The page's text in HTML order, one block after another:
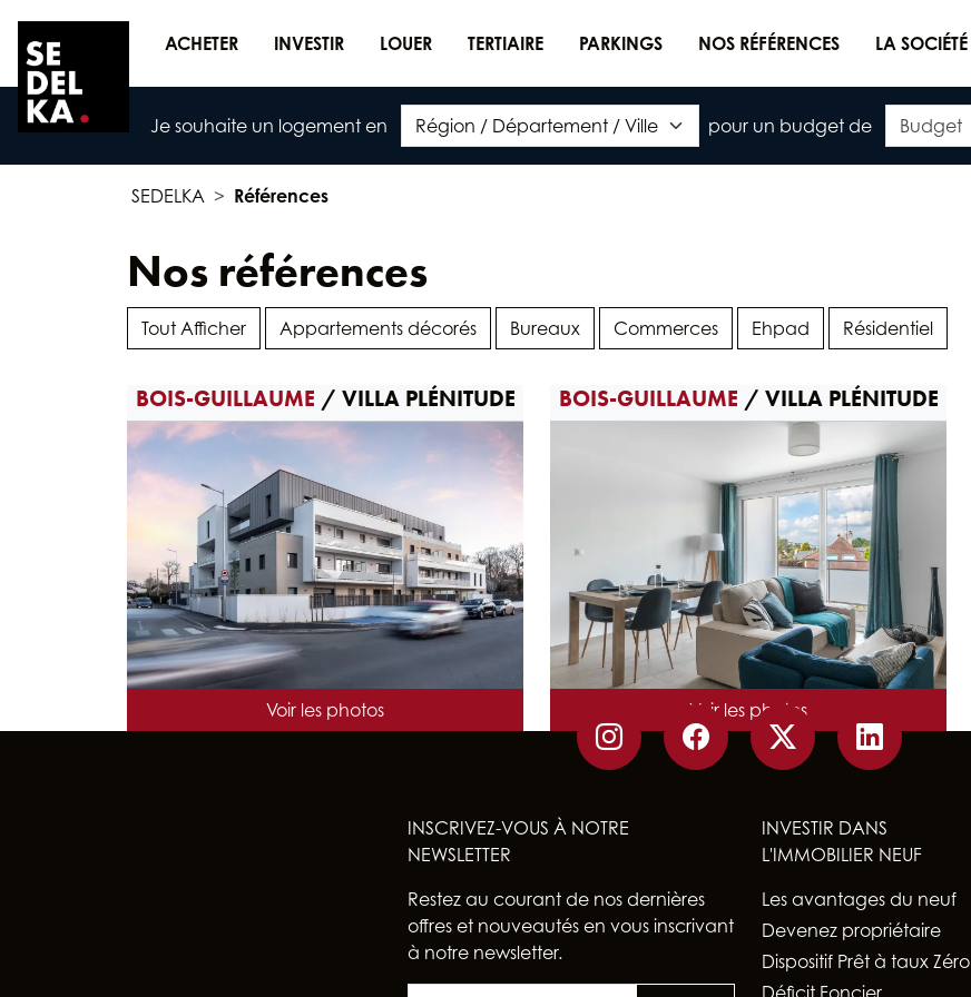
ACHETER INVESTIR LOUER TERTIAIRE PARKINGS NOS RÉFÉRENCES LA SOCIÉTÉ
Je souhaite un logement en pour un budget de
SEDELKA Références
Nos références
Tout Afficher Appartements décorés Bureaux Commerces Ehpad Résidentiel
BOIS-GUILLAUME / VILLA PLÉNITUDE
NB DE LOGEMENTS : 40
ARCHITECTE : CBA CHRISTOPHE BIDAUD & ASSOCIÉS
Voir les photos
BOIS-GUILLAUME / VILLA PLÉNITUDE
NB DE LOGEMENTS : 40
ARCHITECTE : CBA CHRISTOPHE BIDAUD & ASSOCIÉS
Voir les photos
INSCRIVEZ-VOUS À NOTRE
NEWSLETTER
Restez au courant de nos dernières
offres et nouveautés en vous inscrivant
à notre newsletter.
INVESTIR DANS
L'IMMOBILIER NEUF
Les avantages du neuf
Devenez propriétaire
Dispositif Prêt à taux Zéro
Déficit Foncier